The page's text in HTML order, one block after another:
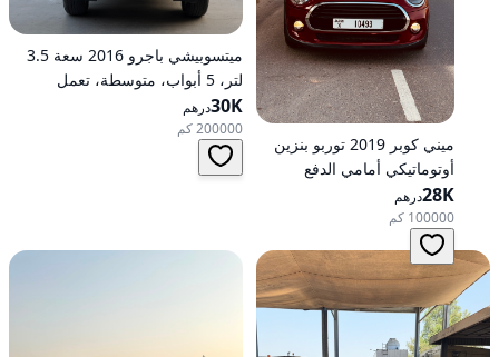
ميني كوبر 2019 توربو بنزين
أوتوماتيكي أمامي الدفع
28Kدرهم
100000 كم
ميتسوبيشي باجرو 2016 سعة 3.5
لتر، 5 أبواب، متوسطة، تعمل
بالبنزين، أوتوماتيكية، دفع رباعي
30Kدرهم
200000 كم